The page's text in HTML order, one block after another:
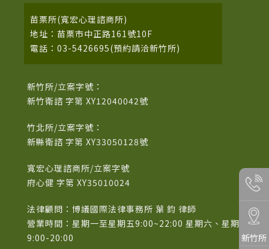
苗栗所(寬宏心理諮商所)
地址：苗栗市中正路161號10F
電話：03-5426695(預約請洽新竹所)
新竹所/立案字號：
新竹衛諮 字第 XY12040042號
竹北所/立案字號：
新縣衛諮 字第 XY33050128號
寬宏心理諮商所/立案字號
府心健 字第 XY35010024
法律顧問：博議國際法律事務所 葉 鈞 律師
營業時間：星期一至星期五9:00~22:00 星期六、星期日
9:00-20:00
新竹所